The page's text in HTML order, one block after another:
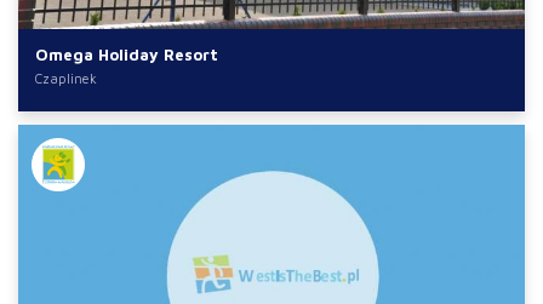
Omega Holiday Resort
Czaplinek